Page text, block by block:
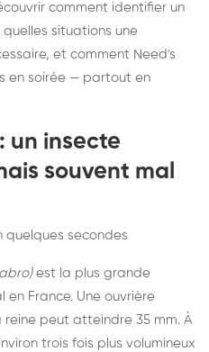
comment identifier un
situations une
et comment Need's
en soirée — partout en
un insecte
souvent mal
quelques secondes
est la plus grande
France. Une ouvrière
reine peut atteindre 35 mm. À
trois fois plus volumineux